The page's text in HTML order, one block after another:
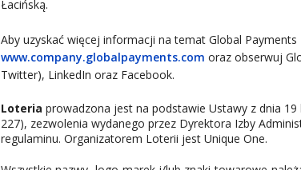
Łacińską.
Aby uzyskać więcej informacji na temat Global Payments
www.company.globalpayments.com oraz obserwuj
Twitter), LinkedIn oraz Facebook.
Loteria prowadzona jest na podstawie Ustawy z dnia
227), zezwolenia wydanego przez Dyrektora Izby
regulaminu. Organizatorem Loterii jest Unique One.